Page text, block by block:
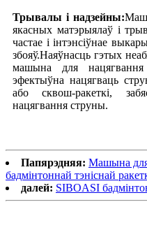
Трывалы і надзейны:
якасных матэрыялаў і
частае і інтэнсіўнае
збояў.Наяўнасць гэтых
машына для
эфектыўна нацягваць
або сквош-ракеткі,
нацягвання струны.
Папярэдняя: Машына
бадмінтоннай тэніснай
далей: SIBOASI